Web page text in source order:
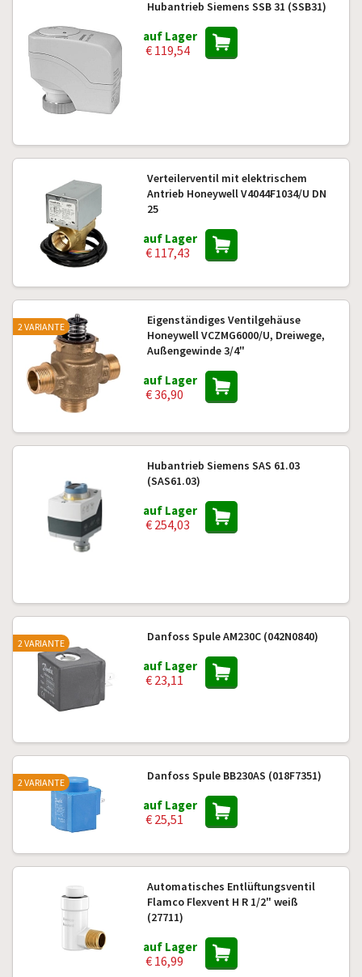
Hubantrieb Siemens SSB 31 (SSB31)
auf Lager
€ 119,54
Verteilerventil mit elektrischem
Antrieb Honeywell V4044F1034/U DN
25
auf Lager
€ 117,43
Eigenständiges Ventilgehäuse
Honeywell VCZMG6000/U, Dreiwege,
Außengewinde 3/4"
auf Lager
€ 36,90
2 VARIANTE
Hubantrieb Siemens SAS 61.03
(SAS61.03)
auf Lager
€ 254,03
Danfoss Spule AM230C (042N0840)
auf Lager
€ 23,11
2 VARIANTE
Danfoss Spule BB230AS (018F7351)
auf Lager
€ 25,51
2 VARIANTE
Automatisches Entlüftungsventil
Flamco Flexvent H R 1/2" weiß
(27711)
auf Lager
€ 16,99